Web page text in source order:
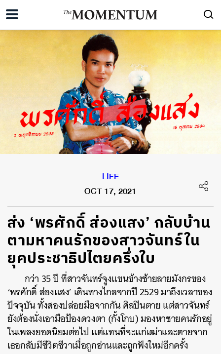
LIFE
OCT 17, 2021
ส่ง ‘พรศักดิ์ ส่องแสง’ กลับบ้าน
ตามหาคนรักของสาวจันทร์ใน
ยุคประชาธิปไตยครึ่งใบ
กว่า 35 ปี ที่สาวจันทร์จูงแขนข้างซ้ายลายมังกรของ
‘พรศักดิ์ ส่องแสง’ เดินทางไกลจากปี 2529 มาถึงเวลาของ
ปัจจุบัน ทั้งสองปล่อยมือจากกัน ศิลปินตาย แต่สาวจันทร์
ยังต้องนั่งเอามือป้องดวงตา (กั้งโกบ) มองหาชายคนรักอยู่
ในเพลงยอดนิยมต่อไป แต่แทนที่จะแก่เฒ่าและตายจาก
เธอกลับมีชีวิตชีวาเมื่อถูกอ่านและถูกฟังใหม่อีกครั้ง